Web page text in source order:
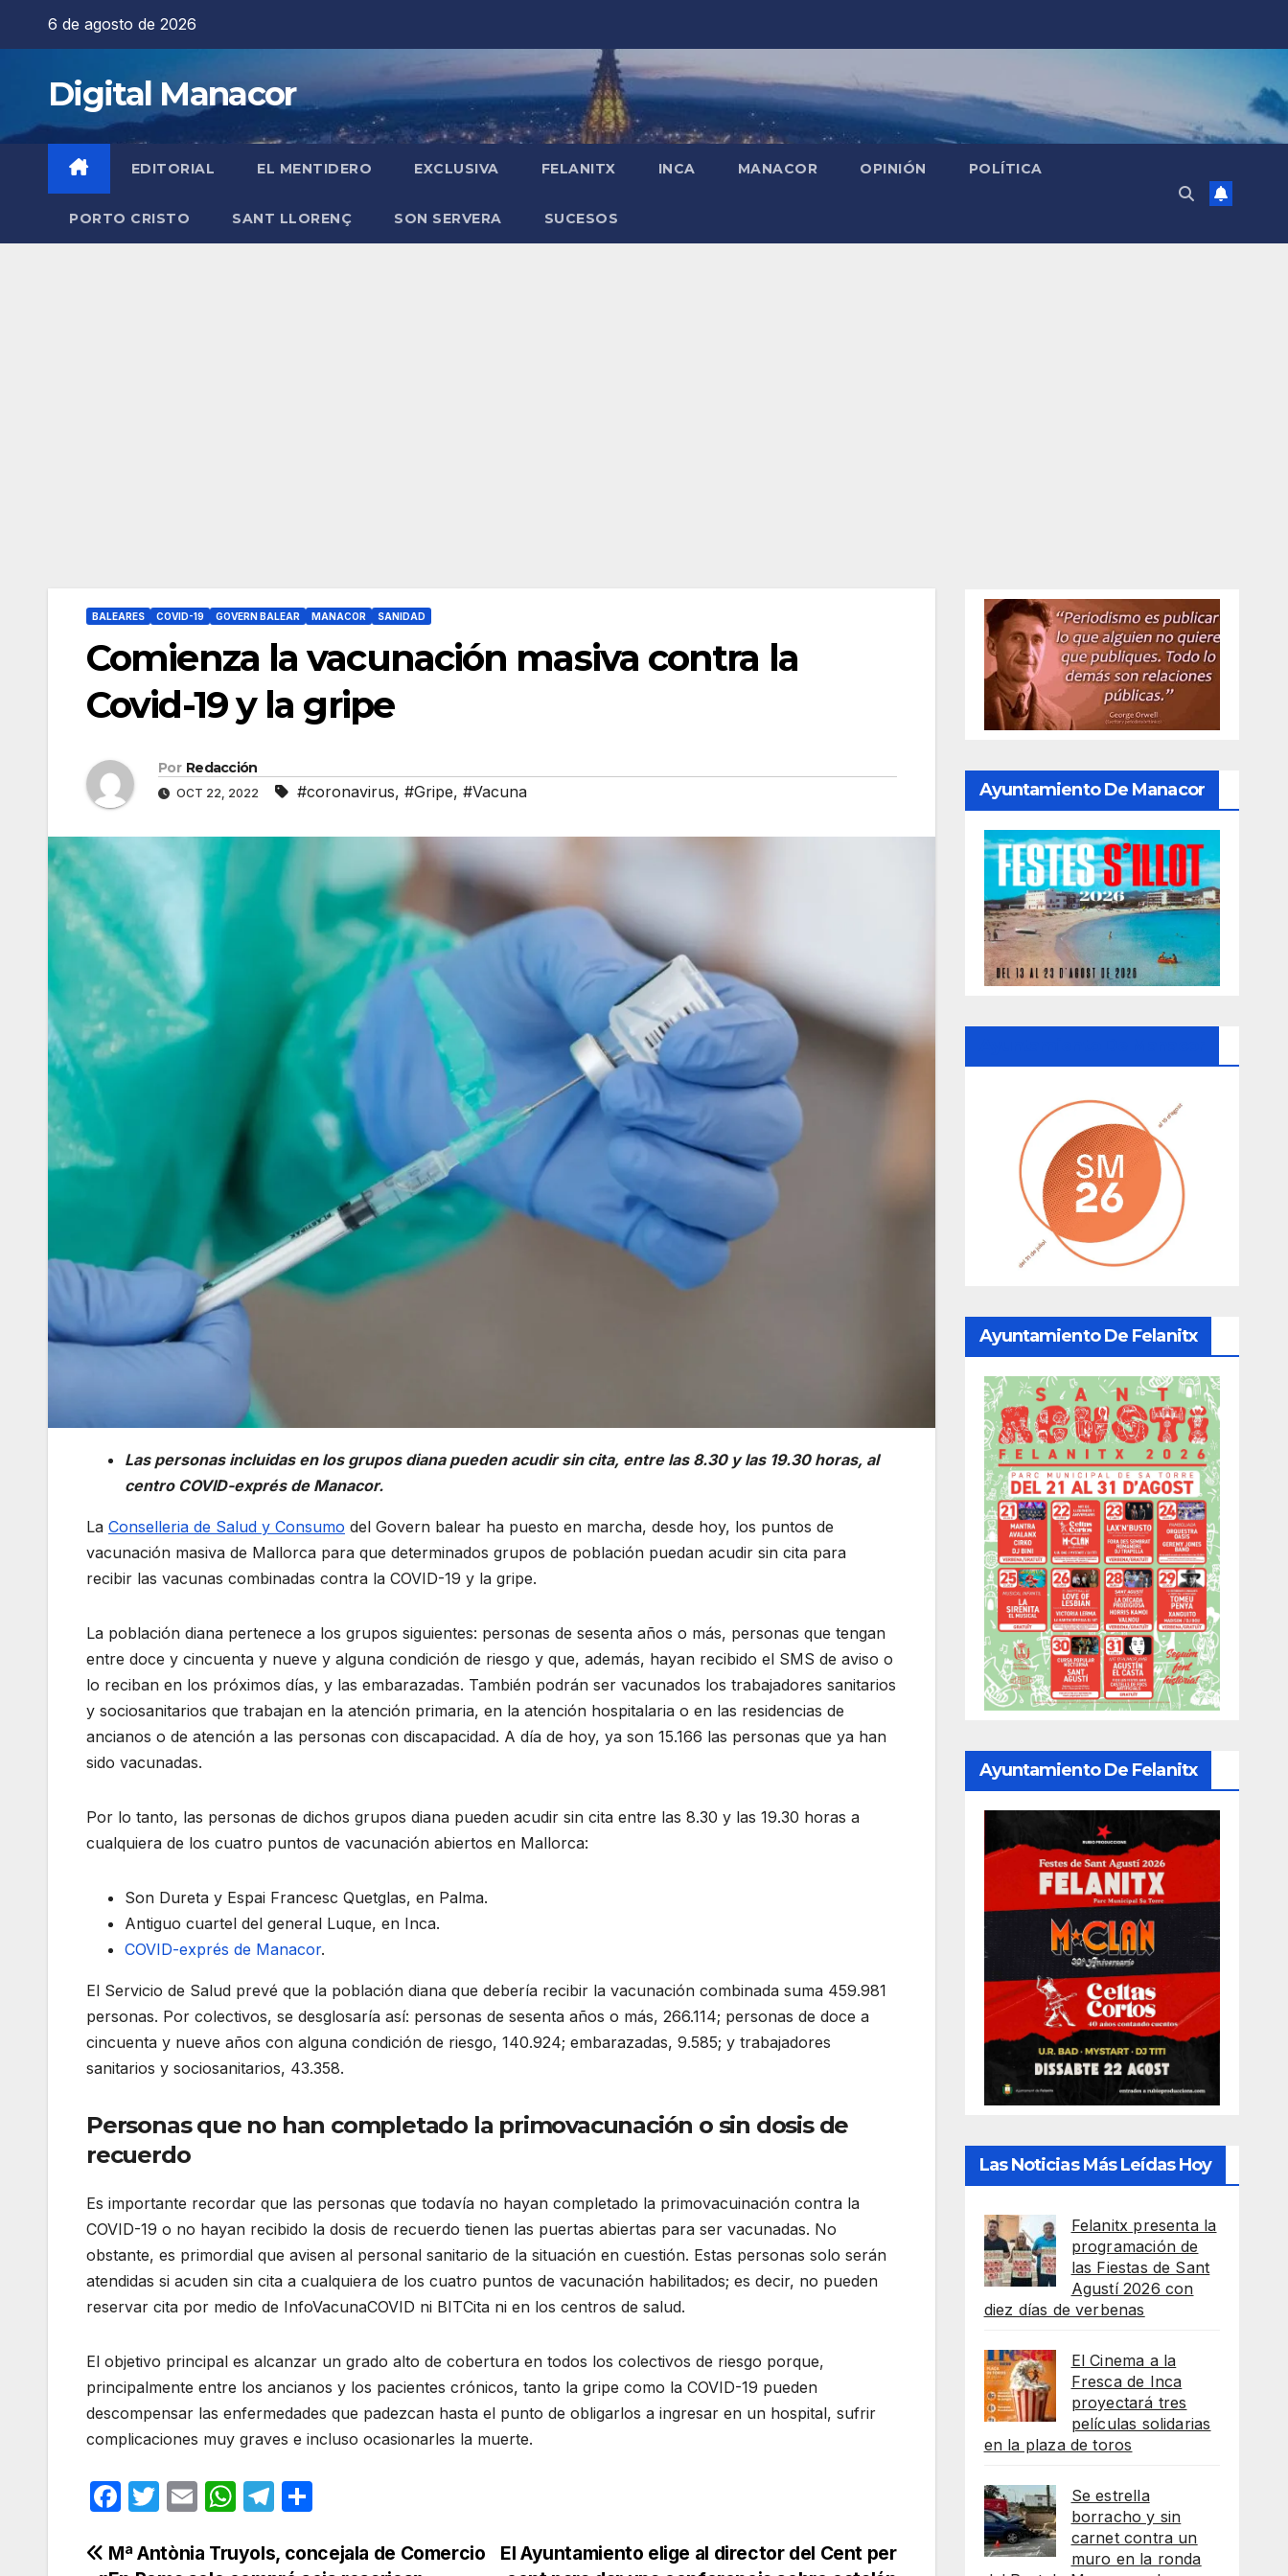
6 de agosto de 2026
Digital Manacor
EDITORIAL EL MENTIDERO EXCLUSIVA FELANITX INCA MANACOR OPINIÓN POLÍTICA
PORTO CRISTO SANT LLORENÇ SON SERVERA SUCESOS
BALEARES COVID-19 GOVERN BALEAR MANACOR SANIDAD
Comienza la vacunación masiva contra la
Covid-19 y la gripe
Por Redacción
OCT 22, 2022 #coronavirus, #Gripe, #Vacuna
Las personas incluidas en los grupos diana pueden acudir sin cita, entre las 8.30 y las 19.30 horas, al
centro COVID-exprés de Manacor.
La Conselleria de Salud y Consumo del Govern balear ha puesto en marcha, desde hoy, los puntos de
vacunación masiva de Mallorca para que determinados grupos de población puedan acudir sin cita para
recibir las vacunas combinadas contra la COVID-19 y la gripe.
La población diana pertenece a los grupos siguientes: personas de sesenta años o más, personas que tengan
entre doce y cincuenta y nueve y alguna condición de riesgo y que, además, hayan recibido el SMS de aviso o
lo reciban en los próximos días, y las embarazadas. También podrán ser vacunados los trabajadores sanitarios
y sociosanitarios que trabajan en la atención primaria, en la atención hospitalaria o en las residencias de
ancianos o de atención a las personas con discapacidad. A día de hoy, ya son 15.166 las personas que ya han
sido vacunadas.
Por lo tanto, las personas de dichos grupos diana pueden acudir sin cita entre las 8.30 y las 19.30 horas a
cualquiera de los cuatro puntos de vacunación abiertos en Mallorca:
Son Dureta y Espai Francesc Quetglas, en Palma.
Antiguo cuartel del general Luque, en Inca.
COVID-exprés de Manacor.
El Servicio de Salud prevé que la población diana que debería recibir la vacunación combinada suma 459.981
personas. Por colectivos, se desglosaría así: personas de sesenta años o más, 266.114; personas de doce a
cincuenta y nueve años con alguna condición de riesgo, 140.924; embarazadas, 9.585; y trabajadores
sanitarios y sociosanitarios, 43.358.
Personas que no han completado la primovacunación o sin dosis de
recuerdo
Es importante recordar que las personas que todavía no hayan completado la primovacuinación contra la
COVID-19 o no hayan recibido la dosis de recuerdo tienen las puertas abiertas para ser vacunadas. No
obstante, es primordial que avisen al personal sanitario de la situación en cuestión. Estas personas solo serán
atendidas si acuden sin cita a cualquiera de los cuatro puntos de vacunación habilitados; es decir, no pueden
reservar cita por medio de InfoVacunaCOVID ni BITCita ni en los centros de salud.
El objetivo principal es alcanzar un grado alto de cobertura en todos los colectivos de riesgo porque,
principalmente entre los ancianos y los pacientes crónicos, tanto la gripe como la COVID-19 pueden
descompensar las enfermedades que padezcan hasta el punto de obligarlos a ingresar en un hospital, sufrir
complicaciones muy graves e incluso ocasionarles la muerte.
F
c
T
itt
E
ail
W
at
T
e m
Navegación
El Ayuntamiento elige al director del Cent per
Mª Antònia Truyols, concejala de Comercio
Ayuntamiento De Manacor
Ayuntamiento De Felanitx
Ayuntamiento De Felanitx
Las Noticias Más Leídas Hoy
Felanitx presenta la
programación de
las Fiestas de Sant
Agustí 2026 con
diez días de verbenas
El Cinema a la
Fresca de Inca
proyectará tres
películas solidarias
en la plaza de toros
Se estrella
borracho y sin
carnet contra un
muro en la ronda